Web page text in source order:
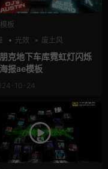
板
光效 废土风
克地下车库霓虹灯闪烁
报ae模板
10-24